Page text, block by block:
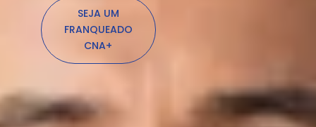
SEJA UM
FRANQUEADO
CNA+